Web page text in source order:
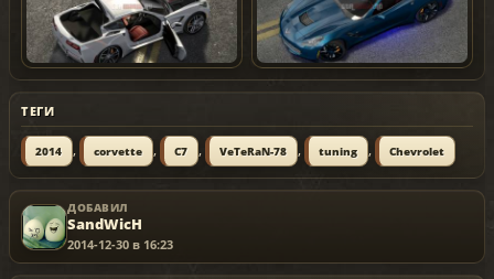
ТЕГИ
2014 , corvette , C7 , VeTeRaN-78 , tuning , Chevrolet
ДОБАВИЛ
SandWicH
2014-12-30 в 16:23